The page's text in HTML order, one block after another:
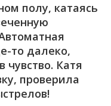
полу, катаясь
то далеко,
чувство. Катя
проверила